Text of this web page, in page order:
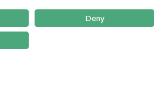
Como Chegar
Newsletter
Deny